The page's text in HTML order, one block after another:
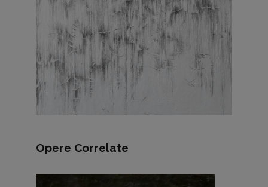
Opere Correlate